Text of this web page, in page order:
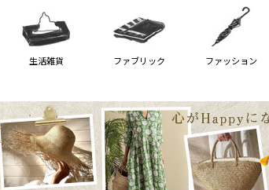
生活雑貨 ファブリック ファッション